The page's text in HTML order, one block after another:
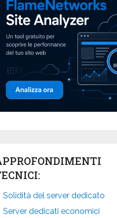
Solidità del server dedicato
Server dedicati economici